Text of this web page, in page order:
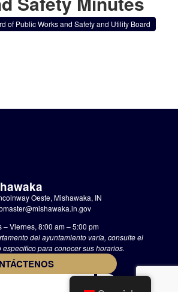
of Public Works and Safety and Utility Board
Oeste, Mishawaka, IN
– Viernes, 8:00 am – 5:00 pm
del ayuntamiento varía, consulte el
específico para conocer sus horarios.